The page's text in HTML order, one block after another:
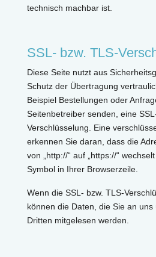
technisch machbar ist.
SSL- bzw. TLS-
Diese Seite nutzt aus
Schutz der Übertragung
Beispiel Bestellungen oder
Seitenbetreiber senden, eine
Verschlüsselung. Eine
erkennen Sie daran, dass die
von „http://“ auf „https://“
Symbol in Ihrer Browserzeile.
Wenn die SSL- bzw. TLS-
können die Daten, die Sie an
Dritten mitgelesen werden.